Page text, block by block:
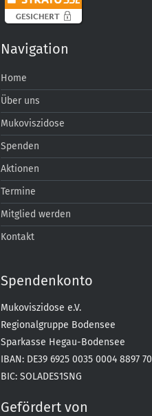
Navigation
Home
Über uns
Mukoviszidose
Spenden
Aktionen
Termine
Mitglied werden
Kontakt
Spendenkonto
Mukoviszidose e.V.
Regionalgruppe Bodensee
Sparkasse Hegau-Bodensee
IBAN: DE39 6925 0035 0004 8897 70
BIC: SOLADES1SNG
Gefördert von